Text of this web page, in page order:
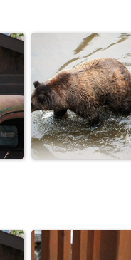
Neotropical
Rattlesnake